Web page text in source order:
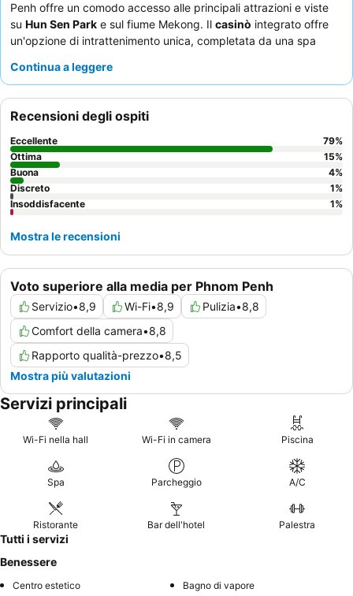
Penh offre un comodo accesso alle principali attrazioni e viste
su Hun Sen Park e sul fiume Mekong. Il casinò integrato offre
un'opzione di intrattenimento unica, completata da una spa
costantemente l'eccezionale cordialità del personale e la
davvero lussuoso, considerate una camera ai piani più alti per
una vista migliore e un'atmosfera più tranquilla.
Continua a leggere
Voto superiore alla media per Phnom Penh
Servizio•8,9 Wi-Fi•8,9 Pulizia•8,8
Comfort della camera•8,8
Rapporto qualità-prezzo•8,5
Mostra più valutazioni
Recensioni degli ospiti
Eccellente 79%
Ottima
15%
Buona
4%
Discreto
1%
Insoddisfacente
1%
Mostra le recensioni
Servizi principali
Wi-Fi nella hall Wi-Fi in camera Piscina
Spa Parcheggio A/C
Ristorante Bar dell'hotel Palestra
Tutti i servizi
Benessere
Centro estetico Bagno di vapore